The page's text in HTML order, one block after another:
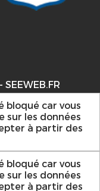
SEEWEB.FR
bloqué car vous
sur les données
à partir des
bloqué car vous
sur les données
à partir des